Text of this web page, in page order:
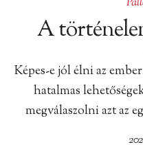
A
Képes-e jól élni az
hatalmas
megválaszolni azt az